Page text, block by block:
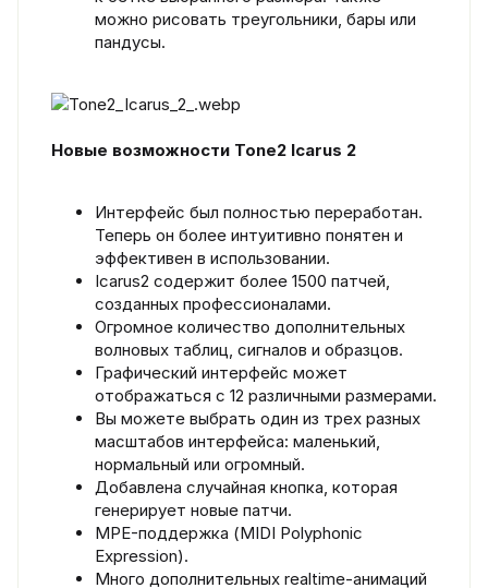
можно рисовать треугольники, бары или
пандусы.
Новые возможности Tone2 Icarus 2
Интерфейс был полностью переработан.
Теперь он более интуитивно понятен и
эффективен в использовании.
Icarus2 содержит более 1500 патчей,
созданных профессионалами.
Огромное количество дополнительных
волновых таблиц, сигналов и образцов.
Графический интерфейс может
отображаться с 12 различными размерами.
Вы можете выбрать один из трех разных
масштабов интерфейса: маленький,
нормальный или огромный.
Добавлена случайная кнопка, которая
генерирует новые патчи.
MPE-поддержка (MIDI Polyphonic
Expression).
Много дополнительных realtime-анимаций